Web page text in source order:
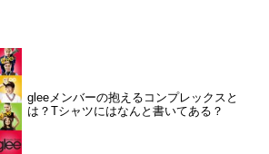
gleeメンバーの抱えるコンプレックスと
は？Tシャツにはなんと書いてある？